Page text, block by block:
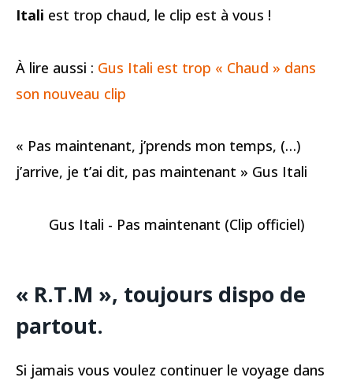
Itali est trop chaud, le clip est à vous !
À lire aussi : Gus Itali est trop « Chaud » dans
son nouveau clip
« Pas maintenant, j’prends mon temps, (…)
j’arrive, je t’ai dit, pas maintenant » Gus Itali
Gus Itali - Pas maintenant (Clip officiel)
« R.T.M », toujours dispo de
partout.
Si jamais vous voulez continuer le voyage dans